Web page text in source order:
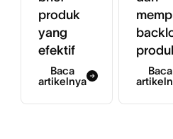
produk
yang
efektif
Baca
artikelnya
Baca